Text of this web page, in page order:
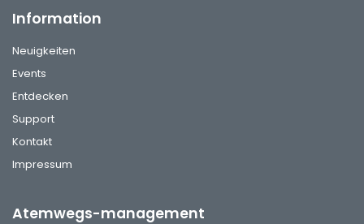
Information
Neuigkeiten
Events
Entdecken
Support
Kontakt
Impressum
Atemwegs-management